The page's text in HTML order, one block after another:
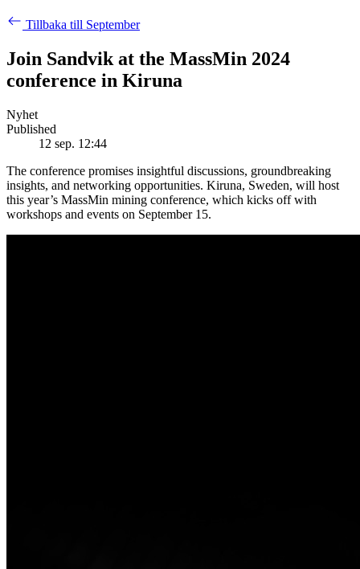
Tillbaka till September
Join Sandvik at the MassMin 2024
conference in Kiruna
Nyhet
Published
12 sep. 12:44
The conference promises insightful discussions, groundbreaking
insights, and networking opportunities. Kiruna, Sweden, will host
this year’s MassMin mining conference, which kicks off with
workshops and events on September 15.